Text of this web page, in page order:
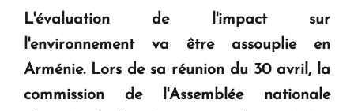
KASA : 30 ans d'audace, de résilience et d'avenir
en Arménie
L'évaluation de l'impact sur
l'environnement va être assouplie en
Arménie. Lors de sa réunion du 30 avril, la
commission de l'Assemblée nationale